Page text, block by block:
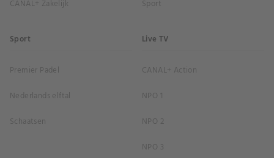
CANAL+ Zakelijk
Sport
Sport
Premier Padel
Nederlands elftal
Schaatsen
Live TV
CANAL+ Action
NPO 1
NPO 2
NPO 3